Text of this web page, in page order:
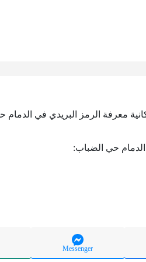
معرفة الرمز البريدي في
الدمام حي الضباب:
Messenger